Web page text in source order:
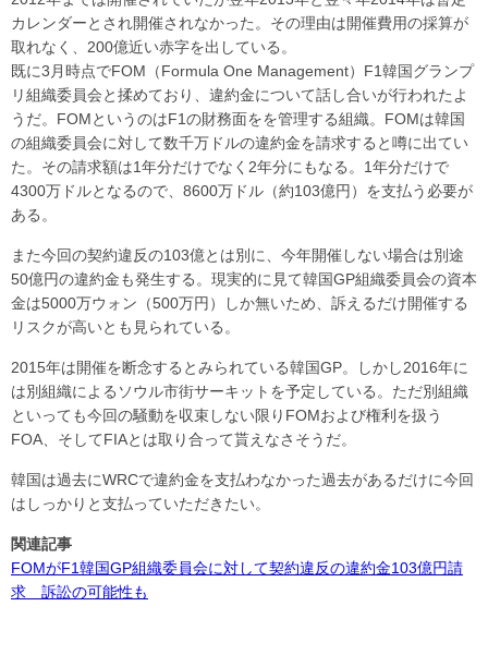
カレンダーとされ開催されなかった。その理由は開催費用の採算が
取れなく、200億近い赤字を出している。
既に3月時点でFOM（Formula One Management）F1韓国グランプ
リ組織委員会と揉めており、違約金について話し合いが行われたよ
うだ。FOMというのはF1の財務面をを管理する組織。FOMは韓国
の組織委員会に対して数千万ドルの違約金を請求すると噂に出てい
た。その請求額は1年分だけでなく2年分にもなる。1年分だけで
4300万ドルとなるので、8600万ドル（約103億円）を支払う必要が
ある。
また今回の契約違反の103億とは別に、今年開催しない場合は別途
50億円の違約金も発生する。現実的に見て韓国GP組織委員会の資本
金は5000万ウォン（500万円）しか無いため、訴えるだけ開催する
リスクが高いとも見られている。
2015年は開催を断念するとみられている韓国GP。しかし2016年に
は別組織によるソウル市街サーキットを予定している。ただ別組織
といっても今回の騒動を収束しない限りFOMおよび権利を扱う
FOA、そしてFIAとは取り合って貰えなさそうだ。
韓国は過去にWRCで違約金を支払わなかった過去があるだけに今回
はしっかりと支払っていただきたい。
関連記事
FOMがF1韓国GP組織委員会に対して契約違反の違約金103億円請
求 訴訟の可能性も